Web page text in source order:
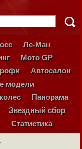
Ле-Ман
Мото GP
Автосалон
модели
Панорама
Звездный сбор
Статистика